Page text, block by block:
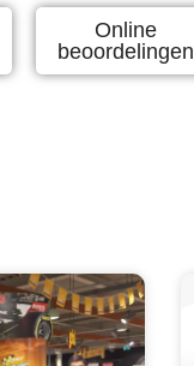
Online
beoordelingen